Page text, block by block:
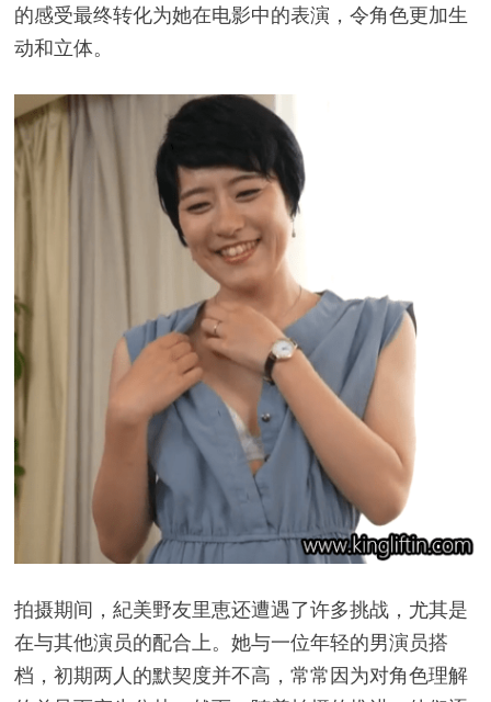
的感受最终转化为她在电影中的表演，令角色更加生
动和立体。
拍摄期间，紀美野友里恵还遭遇了许多挑战，尤其是
在与其他演员的配合上。她与一位年轻的男演员搭
档，初期两人的默契度并不高，常常因为对角色理解